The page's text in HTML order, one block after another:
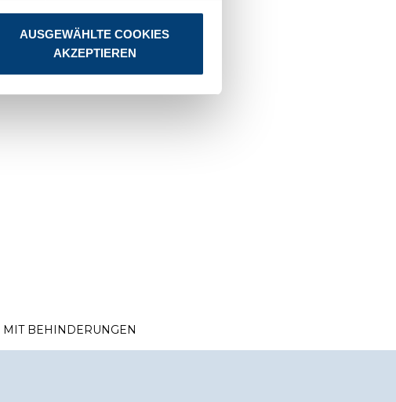
AUSGEWÄHLTE COOKIES
AKZEPTIEREN
MIT BEHINDERUNGEN